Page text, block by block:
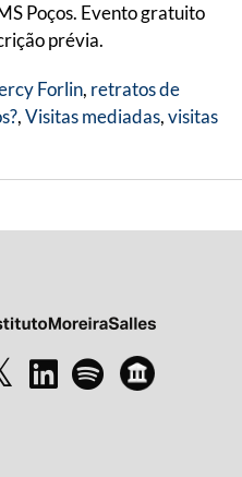
Poços. Evento gratuito
prévia.
Forlin, retratos de
,Visitas mediadas,visitas